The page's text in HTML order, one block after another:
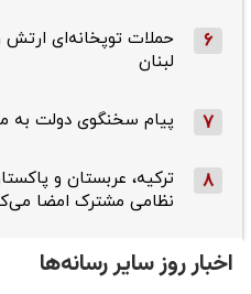
6
حملات توپخانه‌ای
لبنان
7 پیام سخنگوی دولت به
8
ترکیه، عربستان و
نظامی مشترک امضا